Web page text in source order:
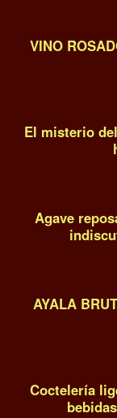
VINO
El misterio
Agave
AYALA
Coctelería